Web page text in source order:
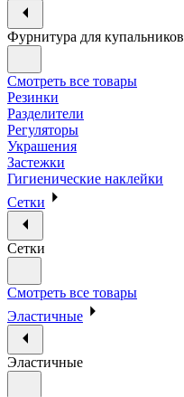
Фурнитура для купальников
Смотреть все товары
Резинки
Разделители
Регуляторы
Украшения
Застежки
Гигиенические наклейки
Сетки
Сетки
Смотреть все товары
Эластичные
Эластичные